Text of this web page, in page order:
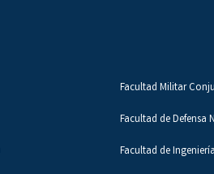
Facultad Militar
Facultad de Defensa
Facultad de